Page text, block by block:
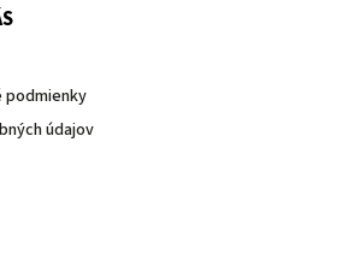
podmienky
údajov